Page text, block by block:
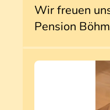
Wir freuen
Pension